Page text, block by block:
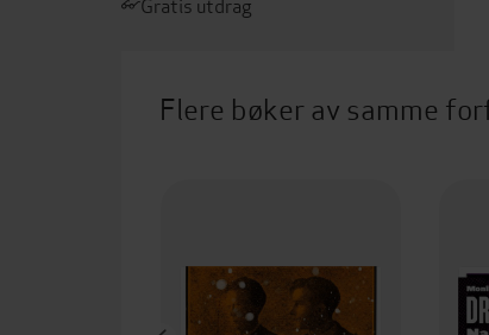
Flere bøker av samme